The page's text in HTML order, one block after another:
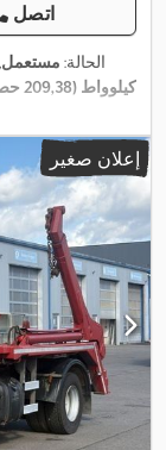
اتصل
الحالة: مستعمل
كيلوواط (209,38 حصان)
, نوع التروس:
, إعلان صغير